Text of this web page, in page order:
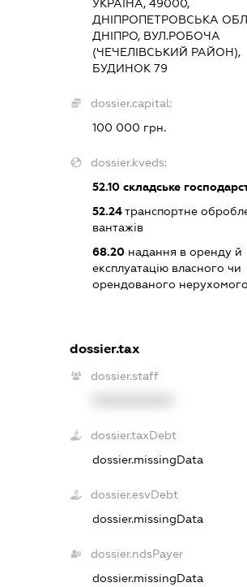
УКРАЇНА, 49000,
ДНІПРОПЕТРОВСЬКА
ДНІПРО, ВУЛ.РОБОЧА
(ЧЕЧЕЛІВСЬКИЙ РАЙОН),
БУДИНОК 79
dossier.capital:
100 000 грн.
dossier.kveds:
52.10складське
52.24транспортне
вантажів
68.20надання в оренду й
експлуатацію власного чи
орендованого
dossier.tax
dossier.staff
dossier.taxDebt
dossier.missingData
dossier.esvDebt
dossier.missingData
dossier.ndsPayer
dossier.missingData